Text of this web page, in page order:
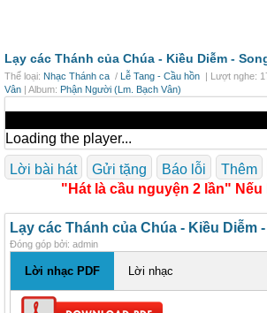
Lạy các Thánh của Chúa - Kiều Diễm -
Thể loại: Nhạc Thánh ca / Lễ Tang - Cầu hồn | Lượt nghe:
Vân | Album: Phận Người (Lm. Bạch Vân)
Loading the player...
Lời bài hát Gửi tặng Báo lỗi Thêm
"Hát là cầu nguyện 2 lần" Nếu
Lạy các Thánh của Chúa - Kiều Diễm
Đóng góp bởi: admin
Lời nhạc PDF Lời nhạc